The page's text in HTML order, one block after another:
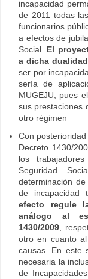
incapacidad
de 2011 todas
funcionarios
a efectos de
Social. El
a dicha
ser por
sería de
MUGEJU, pues
sus prestaciones
otro régimen
Con
Decreto 1430/
los
Seguridad
determinación
de incapacidad
efecto regule
análogo al
1430/2009 ,
otro en cuanto
causas. En este
necesaria la
de